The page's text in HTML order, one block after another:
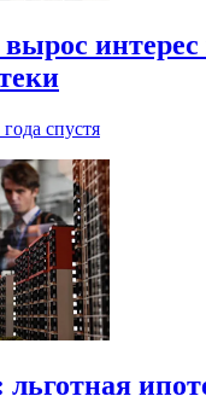
года спустя